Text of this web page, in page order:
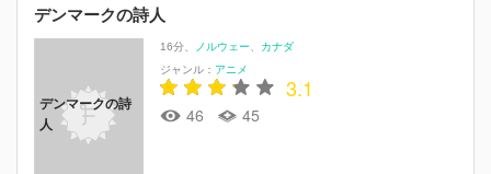
デンマークの詩人
デンマークの詩
人
16分 ノルウェー
カナダ
ジャンル： アニメ
3.1
46 45